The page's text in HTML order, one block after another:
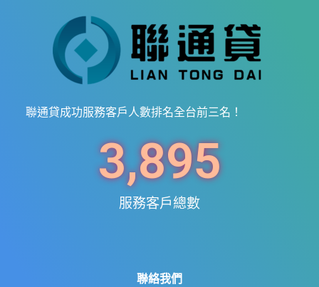
聯通貸成功服務客戶人數排名全台前三名！
服務客戶總數
3,895
聯絡我們